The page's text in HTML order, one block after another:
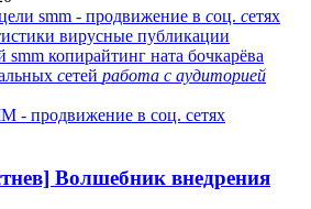
smm - продвижение в соц. сетях
вирусные публикации
smm копирайтинг ната бочкарёва
сетей работа с аудиторией
- продвижение в соц. сетях
Волшебник внедрения